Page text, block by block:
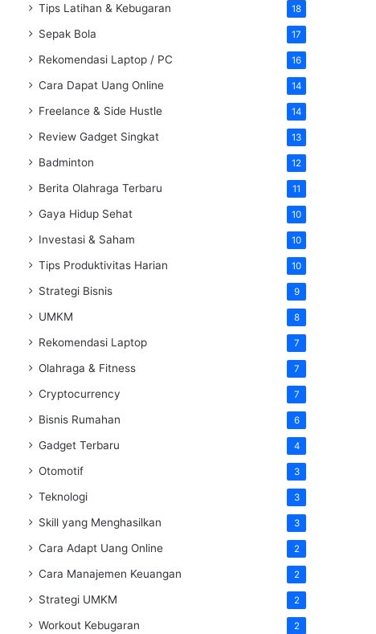
Tips Latihan & Kebugaran 18
Sepak Bola 17
Rekomendasi Laptop / PC 16
Cara Dapat Uang Online 14
Freelance & Side Hustle 14
Review Gadget Singkat 13
Badminton 12
Berita Olahraga Terbaru 11
Gaya Hidup Sehat 10
Investasi & Saham 10
Tips Produktivitas Harian 10
Strategi Bisnis 9
UMKM 8
Rekomendasi Laptop 7
Olahraga & Fitness 7
Cryptocurrency 7
Bisnis Rumahan 6
Gadget Terbaru 4
Otomotif 3
Teknologi 3
Skill yang Menghasilkan 3
Cara Adapt Uang Online 2
Cara Manajemen Keuangan 2
Strategi UMKM 2
Workout Kebugaran 2